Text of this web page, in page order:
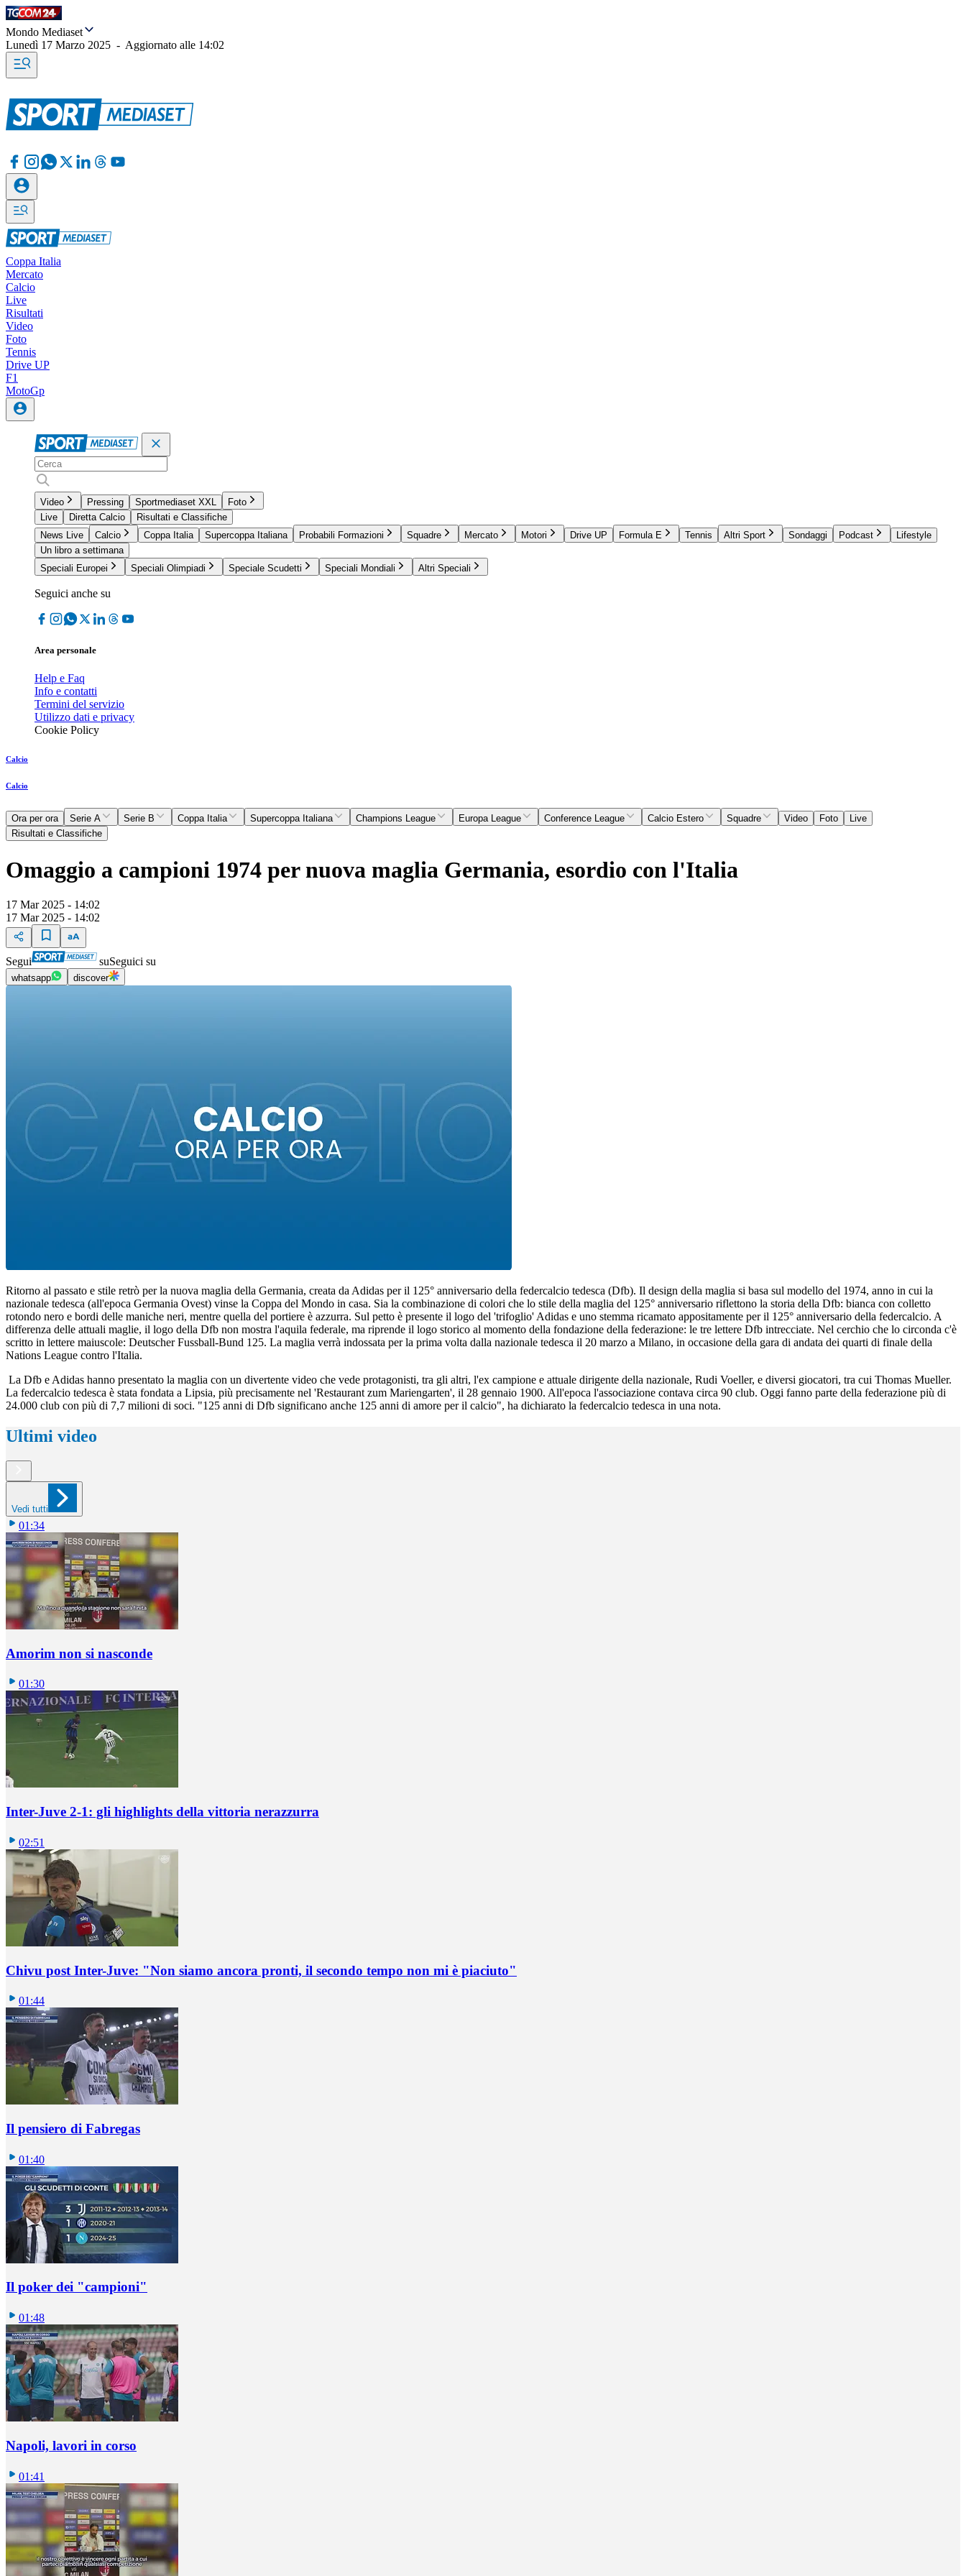
Mondo Mediaset
Lunedì 17 Marzo 2025 - Aggiornato alle 14:02
Coppa Italia
Mercato
Calcio
Live
Risultati
Video
Foto
Tennis
Drive UP
F1
MotoGp
Video Pressing Sportmediaset XXL
Foto
Live
Diretta Calcio
Risultati e Classifiche
News Live
Calcio Coppa Italia Supercoppa Italiana Probabili Formazioni Squadre Mercato Motori Drive UP Formula E Tennis Altri Sport Sondaggi Podcast
Lifestyle
Un libro a settimana
Speciali Europei
Speciali Olimpiadi Speciale Scudetti Speciali Mondiali Altri Speciali
Seguici anche su
Area personale
Help e Faq
Info e contatti
Termini del servizio
Utilizzo dati e privacy
Cookie Policy
Calcio
Calcio
Ora per ora Serie A Serie B Coppa Italia Supercoppa Italiana Champions League Europa League Conference League Calcio Estero Squadre Video Foto
Live
Risultati e Classifiche
Omaggio a campioni 1974 per nuova maglia Germania, esordio con l'Italia
17 Mar 2025 - 14:02
17 Mar 2025 - 14:02
Segui suSeguici su
whatsapp discover
Ritorno al passato e stile retrò per la nuova maglia della Germania, creata da Adidas per il 125° anniversario della federcalcio tedesca (Dfb). Il design della maglia si basa sul modello del 1974, anno in cui la
nazionale tedesca (all'epoca Germania Ovest) vinse la Coppa del Mondo in casa. Sia la combinazione di colori che lo stile della maglia del 125° anniversario riflettono la storia della Dfb: bianca con colletto
rotondo nero e bordi delle maniche neri, mentre quella del portiere è azzurra. Sul petto è presente il logo del 'trifoglio' Adidas e uno stemma ricamato appositamente per il 125° anniversario della federcalcio. A
differenza delle attuali maglie, il logo della Dfb non mostra l'aquila federale, ma riprende il logo storico al momento della fondazione della federazione: le tre lettere Dfb intrecciate. Nel cerchio che lo circonda c'è
scritto in lettere maiuscole: Deutscher Fussball-Bund 125. La maglia verrà indossata per la prima volta dalla nazionale tedesca il 20 marzo a Milano, in occasione della gara di andata dei quarti di finale della
Nations League contro l'Italia.
La Dfb e Adidas hanno presentato la maglia con un divertente video che vede protagonisti, tra gli altri, l'ex campione e attuale dirigente della nazionale, Rudi Voeller, e diversi giocatori, tra cui Thomas Mueller.
La federcalcio tedesca è stata fondata a Lipsia, più precisamente nel 'Restaurant zum Mariengarten', il 28 gennaio 1900. All'epoca l'associazione contava circa 90 club. Oggi fanno parte della federazione più di
24.000 club con più di 7,7 milioni di soci. "125 anni di Dfb significano anche 125 anni di amore per il calcio", ha dichiarato la federcalcio tedesca in una nota.
Ultimi video
Vedi tutti
01:34
Amorim non si nasconde
01:30
Inter-Juve 2-1: gli highlights della vittoria nerazzurra
02:51
Chivu post Inter-Juve: "Non siamo ancora pronti, il secondo tempo non mi è piaciuto"
01:44
Il pensiero di Fabregas
01:40
Il poker dei "campioni"
01:48
Napoli, lavori in corso
01:41